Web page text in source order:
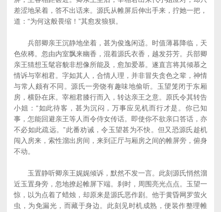
差涩地呆着，答不出话来。源氏从帷屏后伸出手来，拧她一把，
道：“为何这般畏缩！”其愈发狼狈。
兵部卿亲王沉静地坐着，甚为俊逸闲适。时值薄暮降临，天
色依稀。忽由内室飘来幽香，混着源氏衣香，越发芬芳。兵部卿
亲王猜想玉髦容貌非想像所能及，愈加爱慕。遂直言将其倾慕之
情诉与宰相君。字如其人，合情人理，并非冒失贪色之辈，神情
与常人颇有不同。源氏一旁饶有趣味地偷听。玉望笼闭于东厢
房，横卧在床。宰相君膝行而入，转达亲王之意。原氏令其转告
小姐：“如此待客，甚为沉闷，万事应见机而行才是。你已知
事，怎能回避亲王等人而令侍女传话。即使你不欲亲口答话，亦
不必如此疏远。”此番劝诫，令玉望甚为不快。但又恐源氏趁机
闯入房来，索性溜出房间，来到正厅与厢房之间的帷屏旁，俯身
不动。
玉置静听卿亲王娓娓倾诉，默然不发一言。此刻源氏悄然溜
近玉置身旁，忽地撩起帷屏下端。刹时，周围亮光点点。玉望一
惊，以为点着了蜡烛，却原来是源氏恶作剧。他于黄昏网罗萤火
虫，为免漏光，而藏于身边。此刻见时机成熟，便装作整理帷